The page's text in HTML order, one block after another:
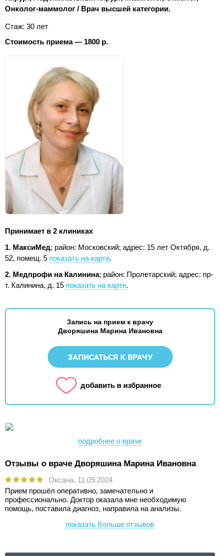
Онколог-маммолог / Врач высшей категории.
Стаж: 30 лет
Стоимость приема — 1800 р.
Принимает в 2 клиниках
1. МаксиМед; район: Московский; адрес: 15 лет Октября, д.
52, помещ. 5 показать на карте.
2. Медпрофи на Калинина; район: Пролетарский; адрес: пр-
т. Калинина, д. 15 показать на карте.
Запись на прием к врачу
Дворяшина Марина Ивановна
ЗАПИСАТЬСЯ К ВРАЧУ
добавить в избранное
подробнее о враче
Отзывы о враче Дворяшина Марина Ивановна
Оксана, 11.09.2024
Прием прошёл оперативно, замечательно и
профессионально. Доктор оказала мне необходимую
помощь, поставила диагноз, направила на анализы.
показать больше отзывов